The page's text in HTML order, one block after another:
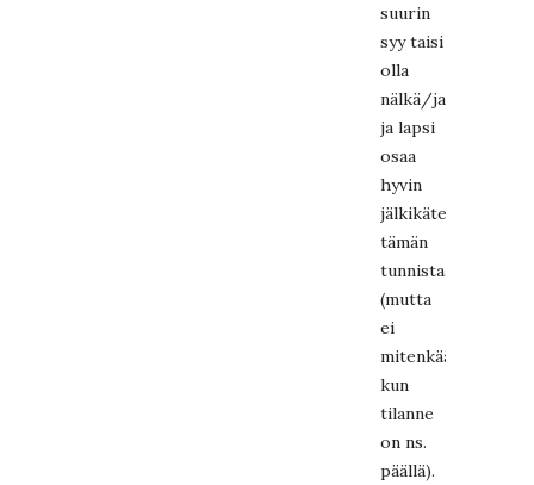
suurin
syy taisi
olla
nälkä/jano
ja lapsi
osaa
hyvin
jälkikäteen
tämän
tunnistaa
(mutta
ei
mitenkään
kun
tilanne
on ns.
päällä).